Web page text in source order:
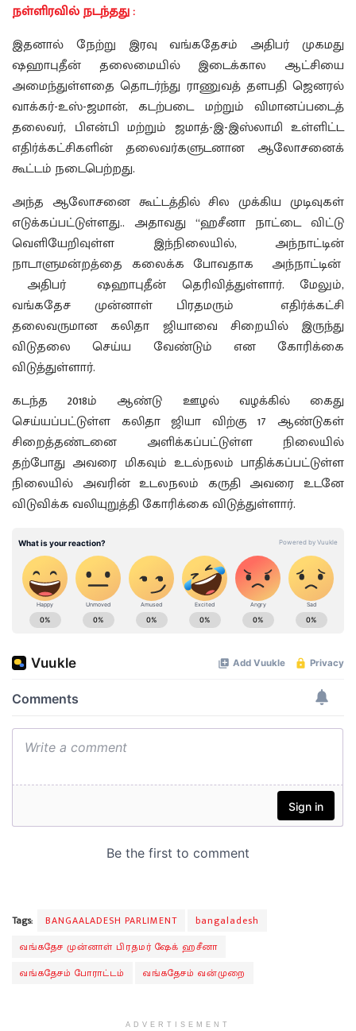
நள்ளிரவில் நடந்தது :
இதனால் நேற்று இரவு வங்கதேசம் அதிபர் முகமது
ஷஹாபுதீன் தலைமையில் இடைக்கால ஆட்சியை
அமைந்துள்ளதை தொடர்ந்து ராணுவத் தளபதி ஜெனரல்
வாக்கர்-உஸ்-ஜமான், கடற்படை மற்றும் விமானப்படைத்
தலைவர், பிஎன்பி மற்றும் ஜமாத்-இ-இஸ்லாமி உள்ளிட்ட
எதிர்க்கட்சிகளின் தலைவர்களுடனான ஆலோசனைக்
கூட்டம் நடைபெற்றது.
அந்த ஆலோசனை கூட்டத்தில் சில முக்கிய முடிவுகள்
எடுக்கப்பட்டுள்ளது.. அதாவது “ஹசீனா நாட்டை விட்டு
வெளியேறிவுள்ள இந்நிலையில், அந்நாட்டின்
நாடாளுமன்றத்தை கலைக்க போவதாக அந்நாட்டின்
அதிபர் ஷஹாபுதீன் தெரிவித்துள்ளார். மேலும்,
வங்கதேச முன்னாள் பிரதமரும் எதிர்க்கட்சி
தலைவருமான கலிதா ஜியாவை சிறையில் இருந்து
விடுதலை செய்ய வேண்டும் என கோரிக்கை
விடுத்துள்ளார்.
கடந்த 2018ம் ஆண்டு ஊழல் வழக்கில் கைது
செய்யப்பட்டுள்ள கலிதா ஜியா விற்கு 17 ஆண்டுகள்
சிறைத்தண்டனை அளிக்கப்பட்டுள்ள நிலையில்
தற்போது அவரை மிகவும் உடல்நலம் பாதிக்கப்பட்டுள்ள
நிலையில் அவரின் உடலநலம் கருதி அவரை உடனே
விடுவிக்க வலியுறுத்தி கோரிக்கை விடுத்துள்ளார்.
Tags: BANGAALADESH PARLIMENT
bangaladesh
வங்கதேச முன்னாள் பிரதமர் ஷேக் ஹசீனா
வங்கதேசம் போராட்டம்
வங்கதேசம் வன்முறை
ADVERTISEMENT